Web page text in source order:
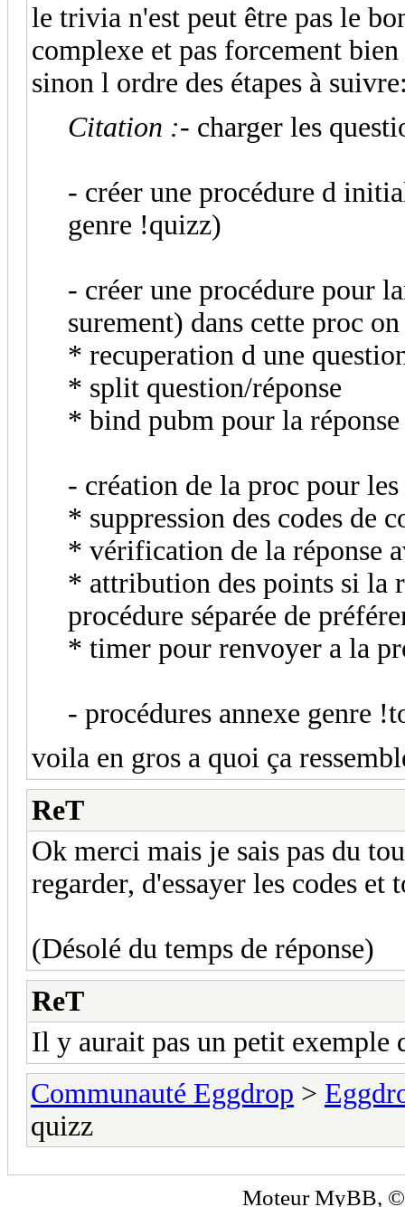
le trivia n'est peut être pas le
complexe et pas forcement
sinon l ordre des étapes à
Citation :- charger les
- créer une procédure d
genre !quizz)
- créer une procédure pour
surement) dans cette proc
* recuperation d une
* split question/réponse
* bind pubm pour la réponse
- création de la proc pour les
* suppression des codes de
* vérification de la réponse
* attribution des points si la
procédure séparée de
* timer pour renvoyer a la
- procédures annexe genre
voila en gros a quoi ça
ReT
Ok merci mais je sais pas du
regarder, d'essayer les codes
(Désolé du temps de réponse)
ReT
Il y aurait pas un petit exemple
Communauté Eggdrop >
quizz
MoteurMyBB,